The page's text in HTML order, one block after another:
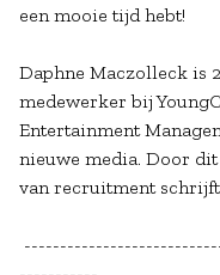
een mooie tijd hebt!
Daphne Maczolleck is
medewerker bij
Entertainment
nieuwe media. Door
van recruitment